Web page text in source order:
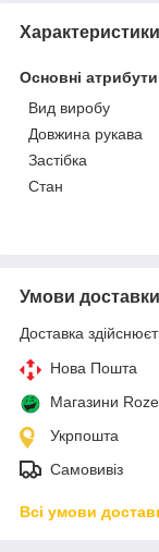
Характеристики
Основні атрибути
Вид виробу
Довжина рукава
Застібка
Стан
Умови доставки
Доставка
Нова Пошта
Магазини
Укрпошта
Самовивіз
Всі умови